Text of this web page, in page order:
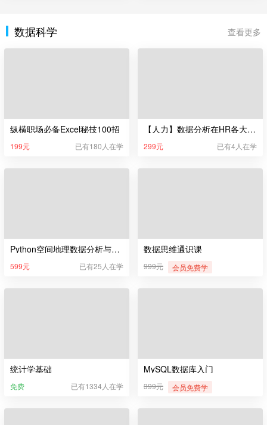
数据科学 查看更多
纵横职场必备Excel秘技100招
199元 已有180人在学
【人力】数据分析在HR各大模块的实操演练
299元 已有4人在学
Python空间地理数据分析与可视化
599元 已有25人在学
数据思维通识课
999元 会员免费学
统计学基础
免费 已有1334人在学
MySQL数据库入门
399元 会员免费学